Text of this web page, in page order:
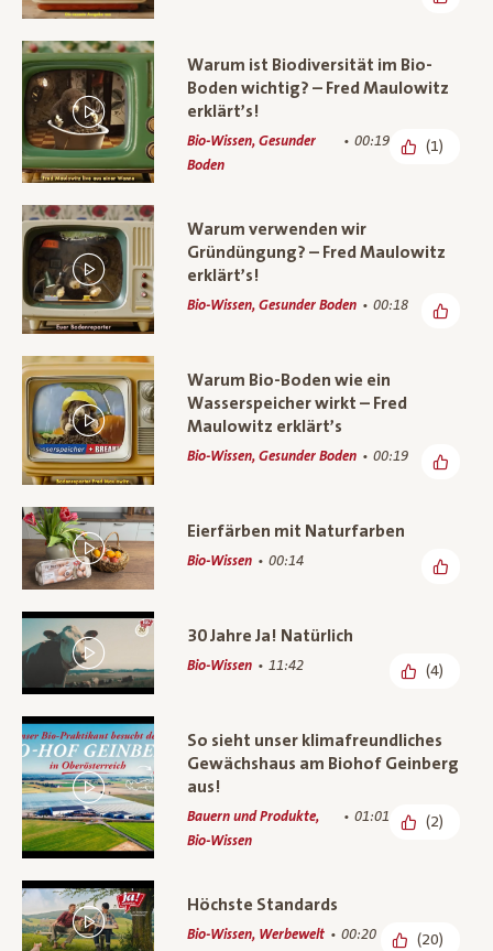
Warum ist Biodiversität im Bio-
Boden wichtig? – Fred Maulowitz
erklärt’s!
Bio-Wissen, Gesunder
Boden
00:19 (1)
Warum verwenden wir
Gründüngung? – Fred Maulowitz
erklärt’s!
Bio-Wissen, Gesunder Boden 00:18
Warum Bio-Boden wie ein
Wasserspeicher wirkt – Fred
Maulowitz erklärt’s
Bio-Wissen, Gesunder Boden 00:19
Eierfärben mit Naturfarben
Bio-Wissen 00:14
30 Jahre Ja! Natürlich
Bio-Wissen 11:42 (4)
So sieht unser klimafreundliches
Gewächshaus am Biohof Geinberg
aus!
Bauern und Produkte,
Bio-Wissen
01:01 (2)
Höchste Standards
Bio-Wissen, Werbewelt 00:20 (20)